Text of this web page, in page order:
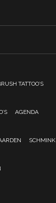
TATTOO’S
AGENDA
SCHMINK